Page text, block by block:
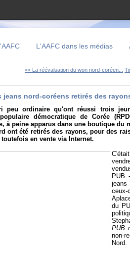
L'AAFC dans les médias
<< La réévaluation du won nord-coréen...
jeans nord-coréens retirés des
peu ordinaire qu'ont réussi trois
démocratique de Corée
à peine apparus dans une boutique du
ont été retirés des rayons, pour des
en vente via Internet.
PUB
jeans
du
PUB
non-
Nord.